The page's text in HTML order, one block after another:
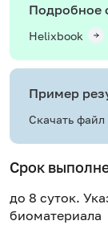
Подробное
Helixbook
Пример
Скачать файл
Срок
до 8 суток.
биоматериала